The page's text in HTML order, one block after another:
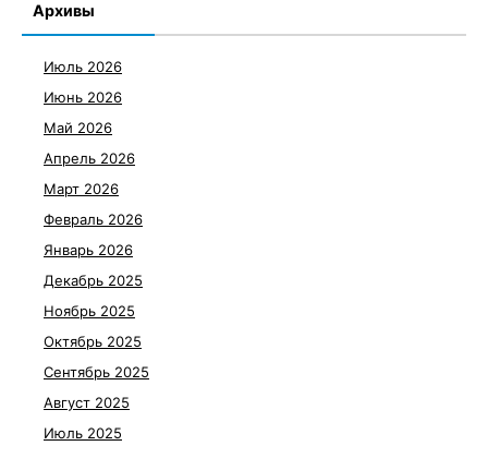
Архивы
Июль 2026
Июнь 2026
Май 2026
Апрель 2026
Март 2026
Февраль 2026
Январь 2026
Декабрь 2025
Ноябрь 2025
Октябрь 2025
Сентябрь 2025
Август 2025
Июль 2025